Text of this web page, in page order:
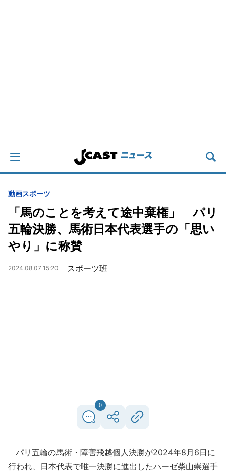
動画スポーツ
「馬のことを考えて途中棄権」 パリ
五輪決勝、馬術日本代表選手の「思い
やり」に称賛
2024.08.07 15:20 スポーツ班
0
パリ五輪の馬術・障害飛越個人決勝が2024年8月6日に
行われ、日本代表で唯一決勝に進出したハーゼ柴山崇選手